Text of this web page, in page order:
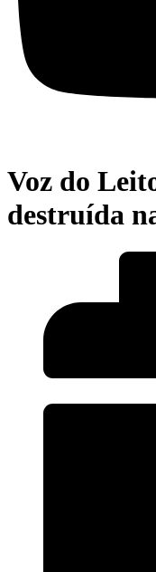
Voz do
destruída